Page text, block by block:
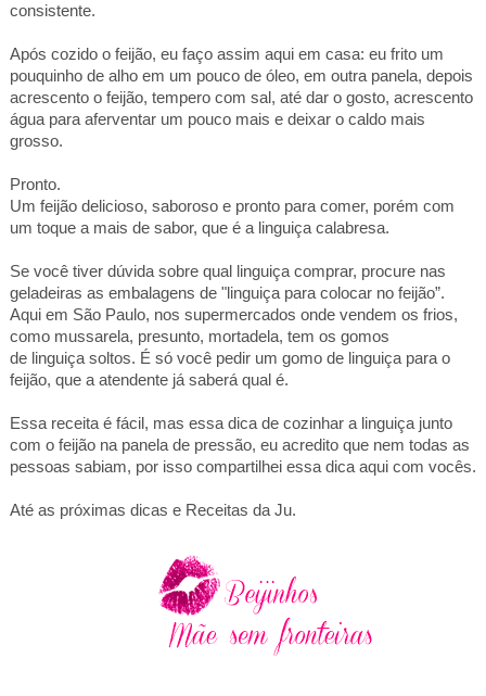
consistente.
Após cozido o feijão, eu faço assim aqui em casa: eu frito um
pouquinho de alho em um pouco de óleo, em outra panela, depois
acrescento o feijão, tempero com sal, até dar o gosto, acrescento
água para aferventar um pouco mais e deixar o caldo mais
grosso.
Pronto.
Um feijão delicioso, saboroso e pronto para comer, porém com
um toque a mais de sabor, que é a linguiça calabresa.
Se você tiver dúvida sobre qual linguiça comprar, procure nas
geladeiras as embalagens de "linguiça para colocar no feijão”.
Aqui em São Paulo, nos supermercados onde vendem os frios,
como mussarela, presunto, mortadela, tem os gomos
de linguiça soltos. É só você pedir um gomo de linguiça para o
feijão, que a atendente já saberá qual é.
Essa receita é fácil, mas essa dica de cozinhar a linguiça junto
com o feijão na panela de pressão, eu acredito que nem todas as
pessoas sabiam, por isso compartilhei essa dica aqui com vocês.
Até as próximas dicas e Receitas da Ju.